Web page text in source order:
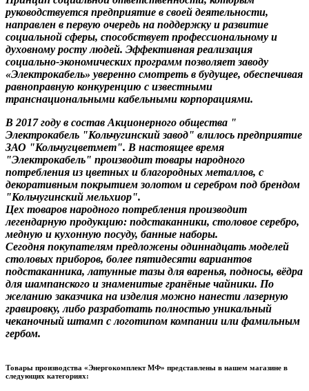
руководствуется предприятие в своей деятельности,
направлен в первую очередь на поддержку и развитие
социальной сферы, способствует профессиональному и
духовному росту людей. Эффективная реализация
социально-экономических программ позволяет заводу
«Электрокабель» уверенно смотреть в будущее, обеспечивая
равноправную конкуренцию с известными
транснациональными кабельными корпорациями.
В 2017 году в состав Акционерного общества "
Электрокабель "Кольчугинский завод" влилось предприятие
ЗАО "Кольчугцветмет". В настоящее время
"Электрокабель" производит товары народного
потребления из цветных и благородных металлов, с
декоративным покрытием золотом и серебром под брендом
"Кольчугинский мельхиор".
Цех товаров народного потребления производит
легендарную продукцию: подстаканники, столовое серебро,
медную и кухонную посуду, банные наборы.
Сегодня покупателям предложены одиннадцать моделей
столовых приборов, более пятидесяти вариантов
подстаканника, латунные тазы для варенья, подносы, вёдра
для шампанского и знаменитые гранёные чайники. По
желанию заказчика на изделия можно нанести лазерную
гравировку, либо разработать полностью уникальный
чеканочный штамп с логотипом компании или фамильным
гербом.
Товары производства «Энергокомплект МФ» представлены в нашем магазине в
следующих категориях: